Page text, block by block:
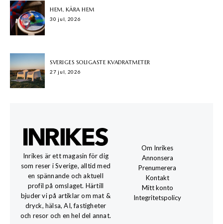
HEM, KÄRA HEM
30 jul, 2026
SVERIGES SOLIGASTE KVADRATMETER
27 jul, 2026
Inrikes är ett magasin för dig
som reser i Sverige, alltid med
en spännande och aktuell
profil på omslaget. Härtill
bjuder vi på artiklar om mat &
dryck, hälsa, AI, fastigheter
och resor och en hel del annat.
Om Inrikes
Annonsera
Prenumerera
Kontakt
Mitt konto
Integritetspolicy